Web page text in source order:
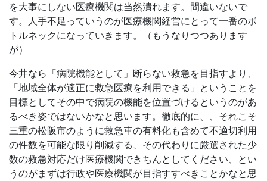
を大事にしない医療機関は当然潰れます。間違いないで
す。人手不足っていうのが医療機関経営にとって一番のボ
トルネックになっていきます。（もうなりつつあります
が）
今井なら「病院機能として」断らない救急を目指すより、
「地域全体が適正に救急医療を利用できる」ということを
目標としてその中で病院の機能を位置づけるというのがあ
るべき姿ではないかなと思います。徹底的に、、それこそ
三重の松阪市のように救急車の有料化も含めて不適切利用
の件数を可能な限り削減する、その代わりに厳選された少
数の救急対応だけ医療機関できちんとしてください、とい
うのがまずは行政や医療機関が目指すすべきことかなと思